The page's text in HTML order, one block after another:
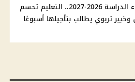
موعد بدء الدراسة 2026-2027.. التعليم تحسم
وخبير تربوي يطالب بتأجيلها أسبوعًا